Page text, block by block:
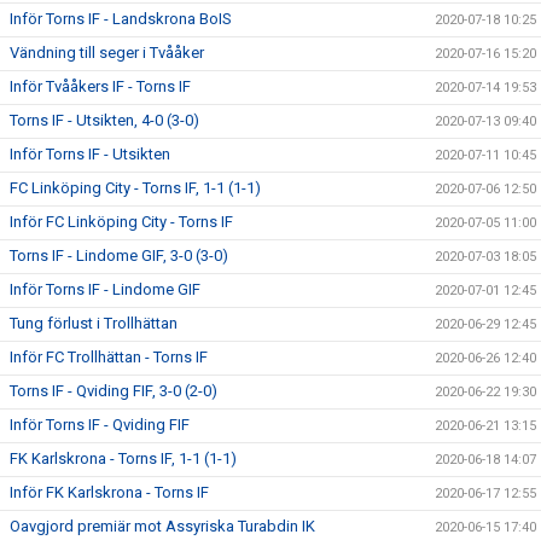
Inför Torns IF - Landskrona BoIS 2020-07-18 10:25
Vändning till seger i Tvååker 2020-07-16 15:20
Inför Tvååkers IF - Torns IF 2020-07-14 19:53
Torns IF - Utsikten, 4-0 (3-0) 2020-07-13 09:40
Inför Torns IF - Utsikten 2020-07-11 10:45
FC Linköping City - Torns IF, 1-1 (1-1) 2020-07-06 12:50
Inför FC Linköping City - Torns IF 2020-07-05 11:00
Torns IF - Lindome GIF, 3-0 (3-0) 2020-07-03 18:05
Inför Torns IF - Lindome GIF 2020-07-01 12:45
Tung förlust i Trollhättan 2020-06-29 12:45
Inför FC Trollhättan - Torns IF 2020-06-26 12:40
Torns IF - Qviding FIF, 3-0 (2-0) 2020-06-22 19:30
Inför Torns IF - Qviding FIF 2020-06-21 13:15
FK Karlskrona - Torns IF, 1-1 (1-1) 2020-06-18 14:07
Inför FK Karlskrona - Torns IF 2020-06-17 12:55
Oavgjord premiär mot Assyriska Turabdin IK 2020-06-15 17:40